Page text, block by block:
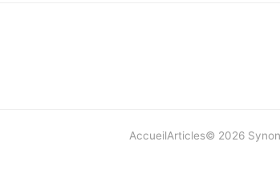
AccueilArticles© 2026